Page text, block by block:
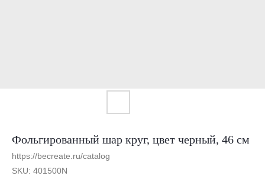
Фольгированный шар круг, цвет черный, 46 см
https://becreate.ru/catalog
SKU: 401500N